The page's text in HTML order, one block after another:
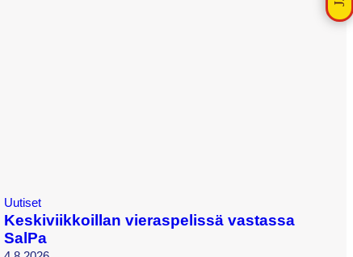
Uutiset
Keskiviikkoillan vieraspelissä vastassa
SalPa